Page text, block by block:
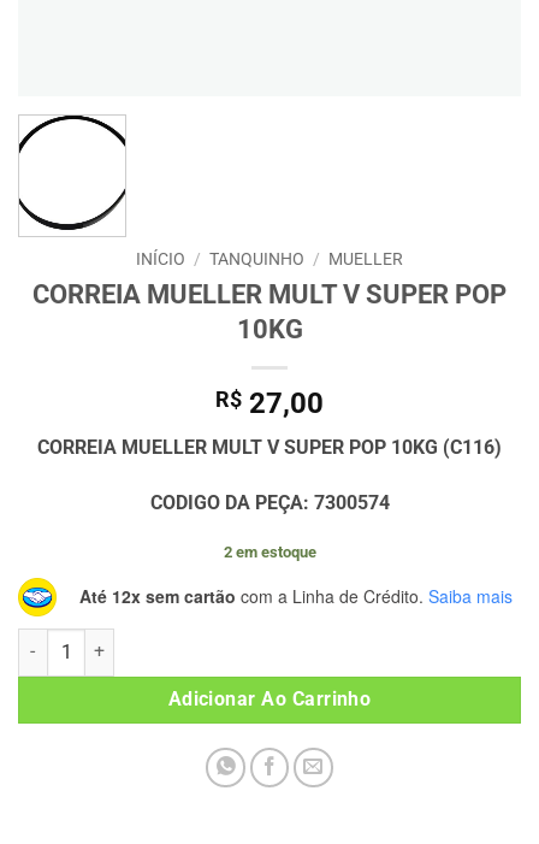
INÍCIO / TANQUINHO / MUELLER
CORREIA MUELLER MULT V SUPER POP
10KG
R$ 27,00
CORREIA MUELLER MULT V SUPER POP 10KG (C116)
CODIGO DA PEÇA: 7300574
2 em estoque
Até 12x sem cartão com a Linha de Crédito. Saiba mais
CORREIA MUELLER MULT V SUPER POP 10KG quantidade
Adicionar Ao Carrinho